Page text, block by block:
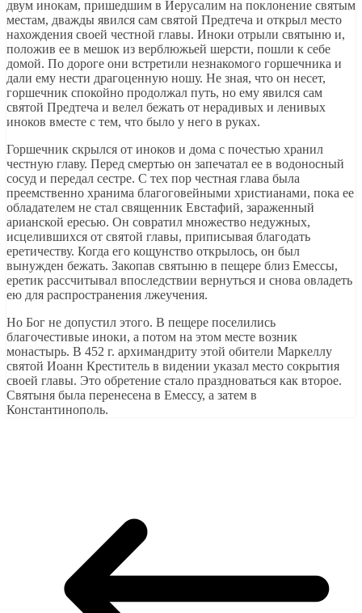
двум инокам, пришедшим в Иерусалим на поклонение святым
местам, дважды явился сам святой Предтеча и открыл место
нахождения своей честной главы. Иноки отрыли святыню и,
положив ее в мешок из верблюжьей шерсти, пошли к себе
домой. По дороге они встретили незнакомого горшечника и
дали ему нести драгоценную ношу. Не зная, что он несет,
горшечник спокойно продолжал путь, но ему явился сам
святой Предтеча и велел бежать от нерадивых и ленивых
иноков вместе с тем, что было у него в руках.
Горшечник скрылся от иноков и дома с почестью хранил
честную главу. Перед смертью он запечатал ее в водоносный
сосуд и передал сестре. С тех пор честная глава была
преемственно хранима благоговейными христианами, пока ее
обладателем не стал священник Евстафий, зараженный
арианской ересью. Он совратил множество недужных,
исцелившихся от святой главы, приписывая благодать
еретичеству. Когда его кощунство открылось, он был
вынужден бежать. Закопав святыню в пещере близ Емессы,
еретик рассчитывал впоследствии вернуться и снова овладеть
ею для распространения лжеучения.
Но Бог не допустил этого. В пещере поселились
благочестивые иноки, а потом на этом месте возник
монастырь. В 452 г. архимандриту этой обители Маркеллу
святой Иоанн Креститель в видении указал место сокрытия
своей главы. Это обретение стало праздноваться как второе.
Святыня была перенесена в Емессу, а затем в
Константинополь.